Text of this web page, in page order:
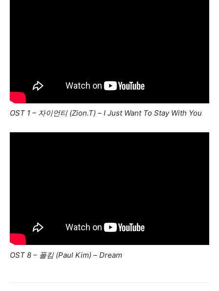
OST 1 – 자이언티 (Zion.T) – I Just Want To Stay With You
OST 8 – 폴킴 (Paul Kim) – Dream